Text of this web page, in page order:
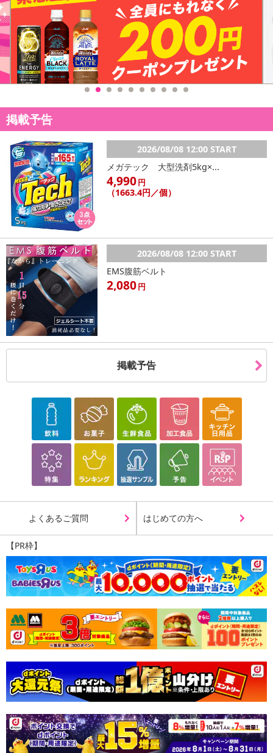
・賞味期限：
掲載予告
2026/08/08 12:00 START
メガテック 大型洗剤5kg×...
4,990円
（1663.4円／個）
2026/08/08 12:00 START
EMS腹筋ベルト
2,080円
掲載予告
よくあるご質問 はじめての方へ
【PR枠】